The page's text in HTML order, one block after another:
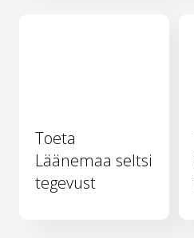
Toeta
Läänemaa seltsi
tegevust